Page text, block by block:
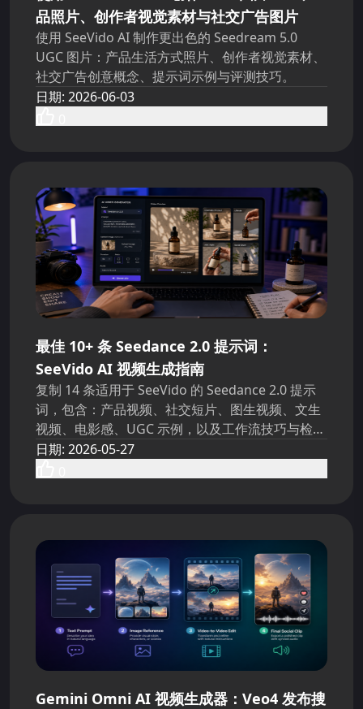
品照片、创作者视觉素材与社交广告图片
使用 SeeVido AI 制作更出色的 Seedream 5.0
UGC 图片：产品生活方式照片、创作者视觉素材、
社交广告创意概念、提示词示例与评测技巧。
日期: 2026-06-03
最佳 10+ 条 Seedance 2.0 提示词：
SeeVido AI 视频生成指南
复制 14 条适用于 SeeVido 的 Seedance 2.0 提示
词，包含：产品视频、社交短片、图生视频、文生
视频、电影感、UGC 示例，以及工作流技巧与检查
清单。
日期: 2026-05-27
Gemini Omni AI 视频生成器：Veo4 发布搜